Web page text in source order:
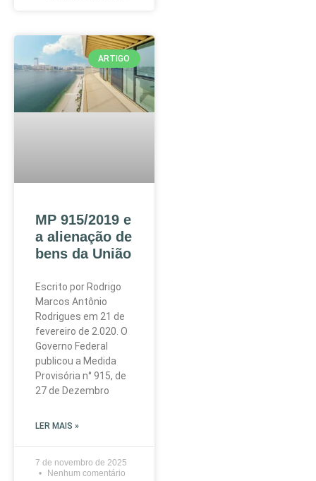
ARTIGO
MP 915/2019 e
a alienação de
bens da União
Escrito por Rodrigo
Marcos Antônio
Rodrigues em 21 de
fevereiro de 2.020. O
Governo Federal
publicou a Medida
Provisória n° 915, de
27 de Dezembro
LER MAIS »
7 de novembro de 2025
Nenhum comentário